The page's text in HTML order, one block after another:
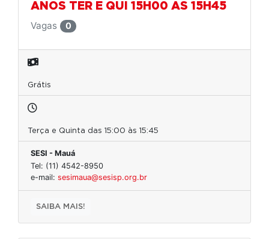
ANOS TER E QUI 15H00 AS 15H45
Vagas
0
Grátis
Terça e Quinta das 15:00 às 15:45
SESI - Mauá
Tel: (11) 4542-8950
e-mail: sesimaua@sesisp.org.br
SAIBA MAIS!